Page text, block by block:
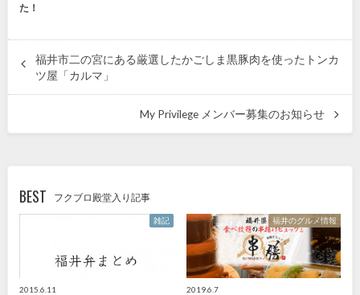
た！
福井市二の宮にある厳選したかごしま黒豚肉を使ったトンカ
ツ屋「カルマ」
My Privilege メンバー募集のお知らせ
BEST フクブロ殿堂入り記事
雑記
2015.6.11
福井のグルメ情報
2019.6.7